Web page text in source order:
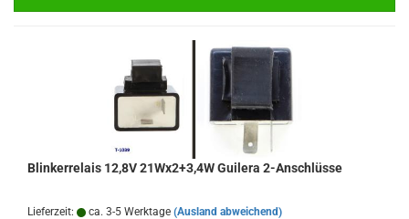
Blinkerrelais 12,8V 21Wx2+3,4W Guilera 2-Anschlüsse
Lieferzeit: ca. 3-5 Werktage (Ausland abweichend)